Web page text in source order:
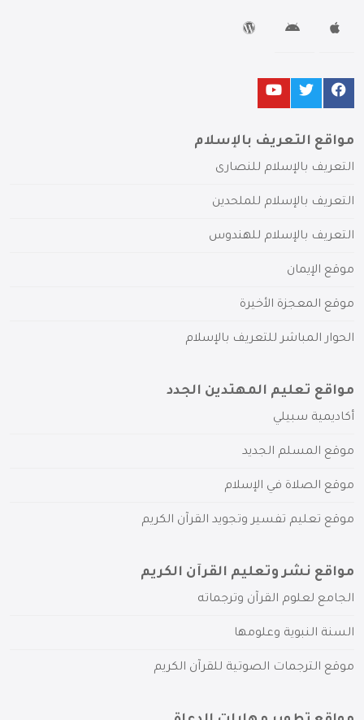
مواقع التعريف بالإسلام
التعريف بالإسلام للنصارى
التعريف بالإسلام للملحدين
التعريف بالإسلام للهندوس
موقع الإيمان
موقع المعجزة الأخيرة
الحوار المباشر للتعريف بالإسلام
مواقع تعليم المهتدين الجدد
أكاديمية سبيلي
موقع المسلم الجديد
موقع الصلاة في الإسلام
موقع تعليم تفسير وتجويد القرآن الكريم
مواقع نشر وتعليم القرآن الكريم
الجامع لعلوم القرآن وترجماته
السنة النبوية وعلومها
موقع الترجمات الصوتية للقرآن الكريم